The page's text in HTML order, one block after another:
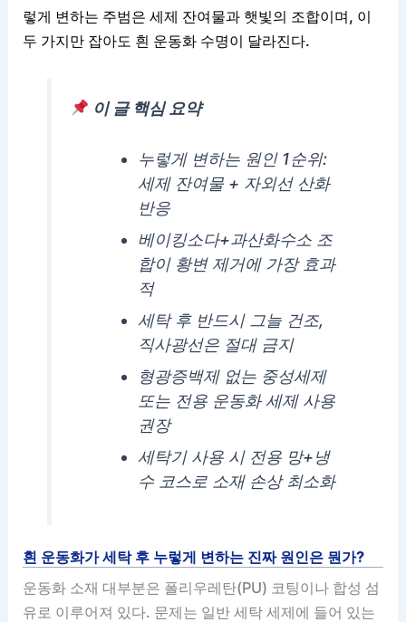
렇게 변하는 주범은 세제 잔여물과 햇빛의 조합이며, 이
두 가지만 잡아도 흰 운동화 수명이 달라진다.
이 글 핵심 요약
누렇게 변하는 원인 1순위:
세제 잔여물 + 자외선 산화
반응
베이킹소다+과산화수소 조
합이 황변 제거에 가장 효과
적
세탁 후 반드시 그늘 건조,
직사광선은 절대 금지
형광증백제 없는 중성세제
또는 전용 운동화 세제 사용
권장
세탁기 사용 시 전용 망+냉
수 코스로 소재 손상 최소화
흰 운동화가 세탁 후 누렇게 변하는 진짜 원인은 뭔가?
운동화 소재 대부분은 폴리우레탄(PU) 코팅이나 합성 섬
유로 이루어져 있다. 문제는 일반 세탁 세제에 들어 있는